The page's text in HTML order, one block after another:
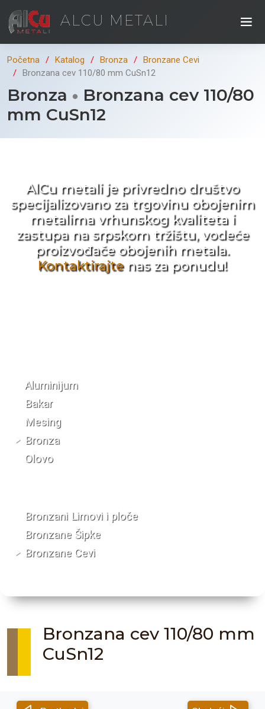
ALCU METALI
Početna Katalog Bronza
Bronzane Cevi
Bronzana cev 110/80 mm CuSn12
Bronza
Bronzana cev 110/80
mm CuSn12
AlCu metali je privredno društvo
specijalizovano za trgovinu obojenim
metalima vrhunskog kvaliteta i
zastupa na srpskom tržištu, vodeće
proizvođače obojenih metala.
Kontaktirajtenas za ponudu!
Aluminijum
Bakar
Mesing
Bronza
Olovo
Bronzani Limovi i ploče
Bronzane Šipke
Bronzane Cevi
Bronzana cev 110/80 mm
CuSn12